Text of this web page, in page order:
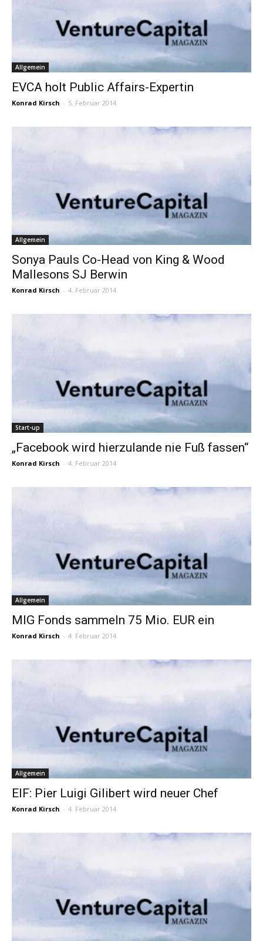
Allgemein
EVCA holt Public Affairs-Expertin
Konrad Kirsch - 5. Februar 2014
Allgemein
Sonya Pauls Co-Head von King & Wood
Mallesons SJ Berwin
Konrad Kirsch - 4. Februar 2014
Start-up
„Facebook wird hierzulande nie Fuß fassen“
Konrad Kirsch - 4. Februar 2014
Allgemein
MIG Fonds sammeln 75 Mio. EUR ein
Konrad Kirsch - 4. Februar 2014
Allgemein
EIF: Pier Luigi Gilibert wird neuer Chef
Konrad Kirsch - 4. Februar 2014